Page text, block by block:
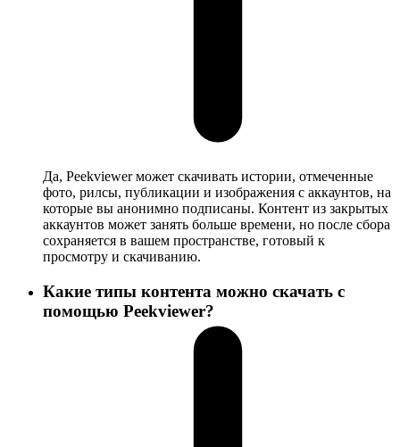
Да, Peekviewer может скачивать истории, отмеченные
фото, рилсы, публикации и изображения с аккаунтов, на
которые вы анонимно подписаны. Контент из закрытых
аккаунтов может занять больше времени, но после сбора
сохраняется в вашем пространстве, готовый к
просмотру и скачиванию.
Какие типы контента можно скачать с
помощью Peekviewer?